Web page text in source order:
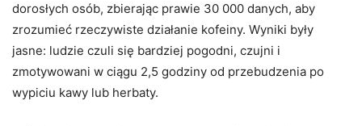
dorosłych osób, zbierając prawie 30 000 danych, aby
zrozumieć rzeczywiste działanie kofeiny. Wyniki były
jasne: ludzie czuli się bardziej pogodni, czujni i
zmotywowani w ciągu 2,5 godziny od przebudzenia po
wypiciu kawy lub herbaty.